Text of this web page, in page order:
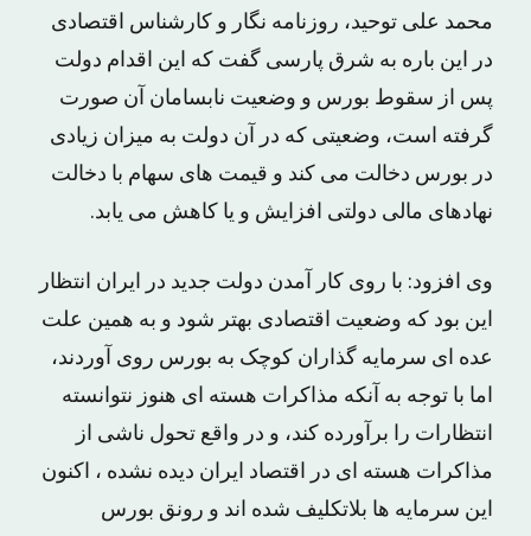
محمد علی توحید، روزنامه نگار و کارشناس اقتصادی
در این باره به شرق پارسی گفت که این اقدام دولت
پس از سقوط بورس و وضعیت نابسامان آن صورت
گرفته است، وضعیتی که در آن دولت به میزان زیادی
در بورس دخالت می کند و قیمت های سهام با دخالت
نهادهای مالی دولتی افزایش و یا کاهش می یابد.
وی افزود: با روی کار آمدن دولت جدید در ایران انتظار
این بود که وضعیت اقتصادی بهتر شود و به همین علت
عده ای سرمایه گذاران کوچک به بورس روی آوردند،
اما با توجه به آنکه مذاکرات هسته ای هنوز نتوانسته
انتظارات را برآورده کند، و در واقع تحول ناشی از
مذاکرات هسته ای در اقتصاد ایران دیده نشده ، اکنون
این سرمایه ها بلاتکلیف شده اند و رونق بورس